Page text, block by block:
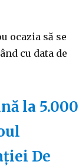
ocazia să se
cu data de
la 5.000
De